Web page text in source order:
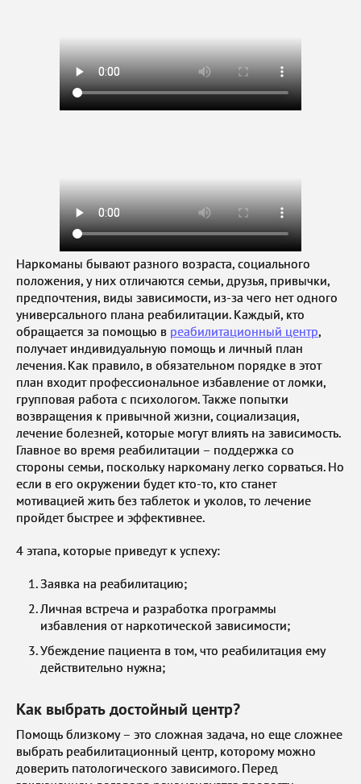
Наркоманы бывают разного возраста, социального
положения, у них отличаются семьи, друзья, привычки,
предпочтения, виды зависимости, из-за чего нет одного
универсального плана реабилитации. Каждый, кто
обращается за помощью в реабилитационный центр,
получает индивидуальную помощь и личный план
лечения. Как правило, в обязательном порядке в этот
план входит профессиональное избавление от ломки,
групповая работа с психологом. Также попытки
возвращения к привычной жизни, социализация,
лечение болезней, которые могут влиять на зависимость.
Главное во время реабилитации – поддержка со
стороны семьи, поскольку наркоману легко сорваться. Но
если в его окружении будет кто-то, кто станет
мотивацией жить без таблеток и уколов, то лечение
пройдет быстрее и эффективнее.
4 этапа, которые приведут к успеху:
Заявка на реабилитацию;
Личная встреча и разработка программы
избавления от наркотической зависимости;
Убеждение пациента в том, что реабилитация ему
действительно нужна;
Как выбрать достойный центр?
Помощь близкому – это сложная задача, но еще сложнее
выбрать реабилитационный центр, которому можно
доверить патологического зависимого. Перед